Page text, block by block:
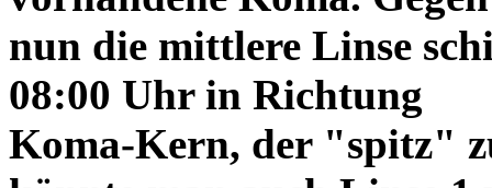
nun die mittlere Linse
08:00 Uhr in Richtung
Koma-Kern, der "spitz"